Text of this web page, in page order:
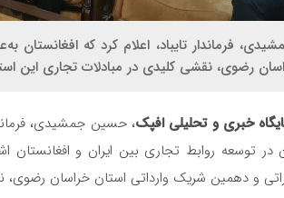
فرماندار تایباد، اعلام کرد که
رضوی، نقشی کلیدی در مبادلات تجاری این
خبری و تحلیلی افپک، حسین جمشیدی،
در توسعه روابط تجاری بین ایران و
و دهمین شریک وارداتی استان خراسان رضوی،